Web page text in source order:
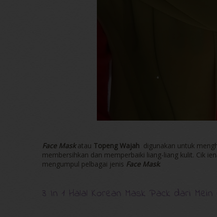
Face Maskatau Topeng Wajah digunakan untuk
membersihkan dan memperbaiki liang-liang kulit. Cik
mengumpul pelbagai jenis Face Mask.
3 In 1 Halal Korean Mask Pack dari